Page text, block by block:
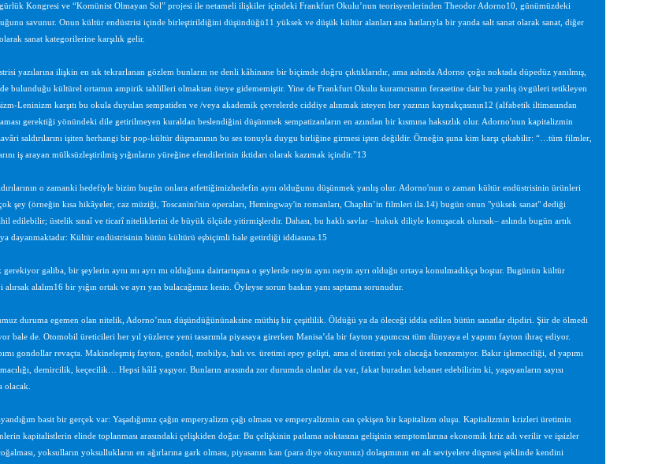
Kongresi ve “Komünist Olmayan Sol” projesi ile netameli ilişkiler içindeki Frankfurt Okulu’nun teorisyenlerinden Theodor Adorno10, günümüzdeki
savunur. Onun kültür endüstrisi içinde birleştirildiğini düşündüğü11 yüksek ve düşük kültür alanları ana hatlarıyla bir yanda salt sanat olarak sanat, diğer
sanat kategorilerine karşılık gelir.
yazılarına ilişkin en sık tekrarlanan gözlem bunların ne denli kâhinane bir biçimde doğru çıktıklarıdır, ama aslında Adorno çoğu noktada düpedüz yanılmış,
bulunduğu kültürel ortamın ampirik tahlilleri olmaktan öteye gidememiştir. Yine de Frankfurt Okulu kuramcısının ferasetine dair bu yanlış övgüleri tetikleyen
Leninizm karşıtı bu okula duyulan sempatiden ve /veya akademik çevrelerde ciddiye alınmak isteyen her yazının kaynakçasının12 (alfabetik iltimasından
gerektiği yönündeki dile getirilmeyen kuraldan beslendiğini düşünmek sempatizanların en azından bir kısmına haksızlık olur. Adorno'nun kapitalizmin
saldırılarını işiten herhangi bir pop-kültür düşmanının bu ses tonuyla duygu birliğine girmesi işten değildir. Örneğin şuna kim karşı çıkabilir: “…tüm filmler,
iş arayan mülksüzleştirilmiş yığınların yüreğine efendilerinin iktidarı olarak kazımak içindir.”13
o zamanki hedefiyle bizim bugün onlara atfettiğimizhedefin aynı olduğunu düşünmek yanlış olur. Adorno'nun o zaman kültür endüstrisinin ürünleri
şey (örneğin kısa hikâyeler, caz müziği, Toscanini'nin operaları, Hemingway'in romanları, Chaplin’in filmleri ila.14) bugün onun "yüksek sanat" dediği
edilebilir; üstelik sınaî ve ticarî niteliklerini de büyük ölçüde yitirmişlerdir. Dahası, bu haklı savlar –hukuk diliyle konuşacak olursak– aslında bugün artık
dayanmaktadır: Kültür endüstrisinin bütün kültürü eşbiçimli hale getirdiği iddiasına.15
galiba, bir şeylerin aynı mı ayrı mı olduğuna dairtartışma o şeylerde neyin aynı neyin ayrı olduğu ortaya konulmadıkça boştur. Bugünün kültür
alalım16 bir yığın ortak ve ayrı yan bulacağımız kesin. Öyleyse sorun baskın yanı saptama sorunudur.
duruma egemen olan nitelik, Adorno’nun düşündüğününaksine müthiş bir çeşitlilik. Öldüğü ya da öleceği iddia edilen bütün sanatlar dipdiri. Şiir de ölmedi
bale de. Otomobil üreticileri her yıl yüzlerce yeni tasarımla piyasaya girerken Manisa’da bir fayton yapımcısı tüm dünyaya el yapımı fayton ihraç ediyor.
gondollar revaçta. Makineleşmiş fayton, gondol, mobilya, halı vs. üretimi epey gelişti, ama el üretimi yok olacağa benzemiyor. Bakır işlemeciliği, el yapımı
demircilik, keçecilik… Hepsi hâlâ yaşıyor. Bunların arasında zor durumda olanlar da var, fakat buradan kehanet edebilirim ki, yaşayanların sayısı
olacak.
basit bir gerçek var: Yaşadığımız çağın emperyalizm çağı olması ve emperyalizmin can çekişen bir kapitalizm oluşu. Kapitalizmin krizleri üretimin
kapitalistlerin elinde toplanması arasındaki çelişkiden doğar. Bu çelişkinin patlama noktasına gelişinin semptomlarına ekonomik kriz adı verilir ve işsizler
yoksulların yoksullukların en ağırlarına gark olması, piyasanın kan (para diye okuyunuz) dolaşımının en alt seviyelere düşmesi şeklinde kendini